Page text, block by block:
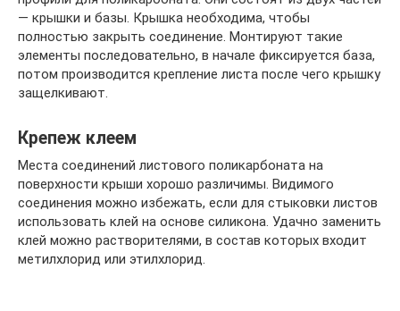
— крышки и базы. Крышка необходима, чтобы
полностью закрыть соединение. Монтируют такие
элементы последовательно, в начале фиксируется база,
потом производится крепление листа после чего крышку
защелкивают.
Крепеж клеем
Места соединений листового поликарбоната на
поверхности крыши хорошо различимы. Видимого
соединения можно избежать, если для стыковки листов
использовать клей на основе силикона. Удачно заменить
клей можно растворителями, в состав которых входит
метилхлорид или этилхлорид.